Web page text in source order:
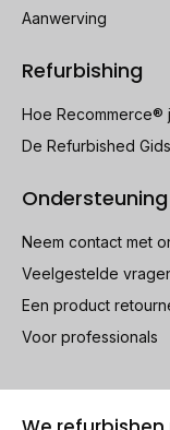
Aanwerving
Refurbishing
Hoe Recommerce®
De Refurbished Gids
Ondersteuning
Neem contact met
Veelgestelde
Een product
Voor professionals
100%